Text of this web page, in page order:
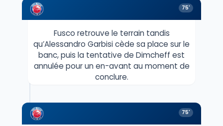
75'
Fusco retrouve le terrain tandis
qu’Alessandro Garbisi cède sa place sur le
banc, puis la tentative de Dimcheff est
annulée pour un en-avant au moment de
conclure.
75'